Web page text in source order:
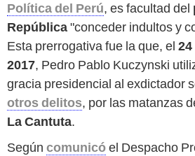
Política del Perú, es facultad del
República"conceder indultos y
Esta prerrogativa fue la que, el
2017, Pedro Pablo Kuczynski
gracia presidencial al exdictador
otros delitos, por las matanzas
La Cantuta.
Según comunicóel Despacho